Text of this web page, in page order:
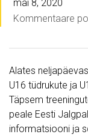
mai 8, 2020
Kommentaare
Alates
U16 tüdrukute ja
Täpsem
peale Eesti
informatsiooni ja